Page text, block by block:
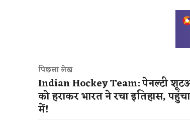
पिछला लेख
Indian Hockey Team: पेनल्टी
को हराकर भारत ने रचा इतिहास,
में!